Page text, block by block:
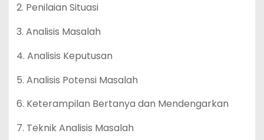
2. Penilaian Situasi
3. Analisis Masalah
4. Analisis Keputusan
5. Analisis Potensi Masalah
6. Keterampilan Bertanya dan Mendengarkan
7. Teknik Analisis Masalah